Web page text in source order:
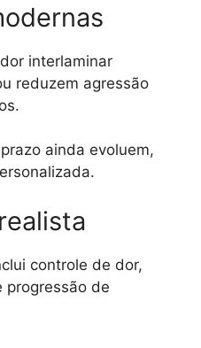
interlaminar
reduzem agressão
ainda evoluem,
controle de dor,
progressão de